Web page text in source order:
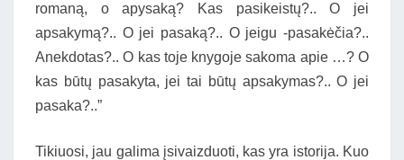
romaną, o apysaką? Kas pasikeistų?.. O jei
apsakymą?.. O jei pasaką?.. O jeigu -pasakėčia?..
Anekdotas?.. O kas toje knygoje sakoma apie …? O
kas būtų pasakyta, jei tai būtų apsakymas?.. O jei
pasaka?..”
Tikiuosi, jau galima įsivaizduoti, kas yra istorija. Kuo